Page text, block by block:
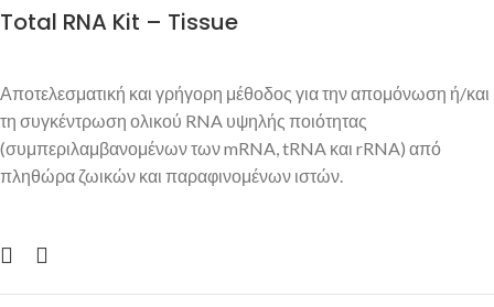
Total RNA Kit – Tissue
Αποτελεσματική και γρήγορη μέθοδος για την απομόνωση ή/και
τη συγκέντρωση ολικού RNA υψηλής ποιότητας
(συμπεριλαμβανομένων των mRNA, tRNA και rRNA) από
πληθώρα ζωικών και παραφινομένων ιστών.